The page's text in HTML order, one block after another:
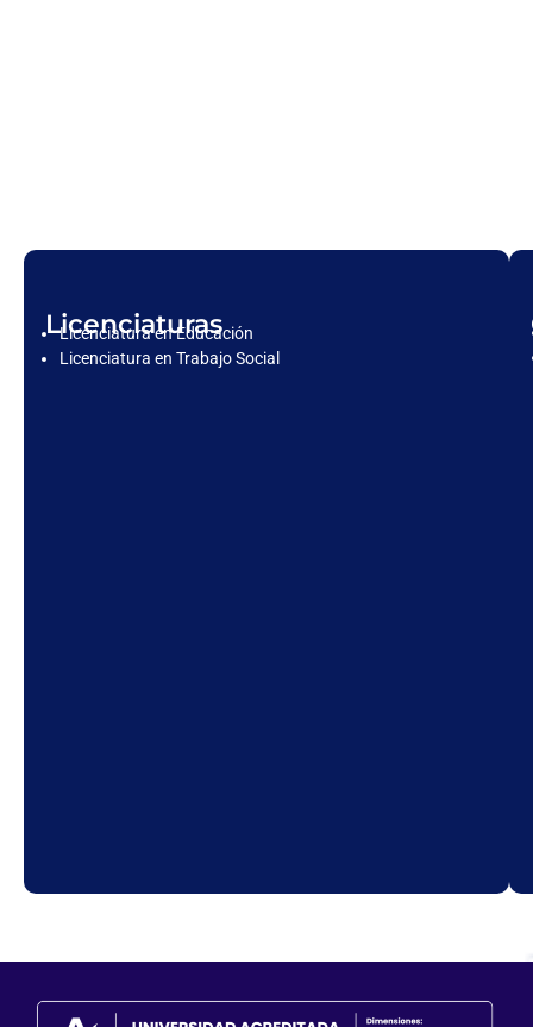
Licenciaturas
Licenciatura en Educación
Licenciatura en Trabajo Social